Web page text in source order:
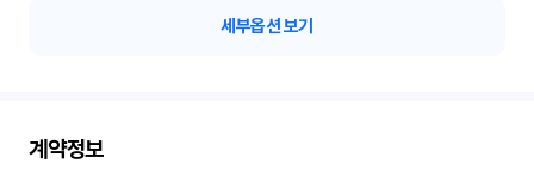
세부옵션 보기
계약정보